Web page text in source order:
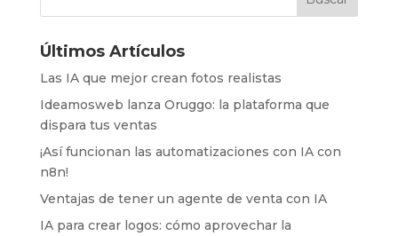
Últimos Artículos
Las IA que mejor crean fotos realistas
Ideamosweb lanza Oruggo: la plataforma que
dispara tus ventas
¡Así funcionan las automatizaciones con IA con
n8n!
Ventajas de tener un agente de venta con IA
IA para crear logos: cómo aprovechar la